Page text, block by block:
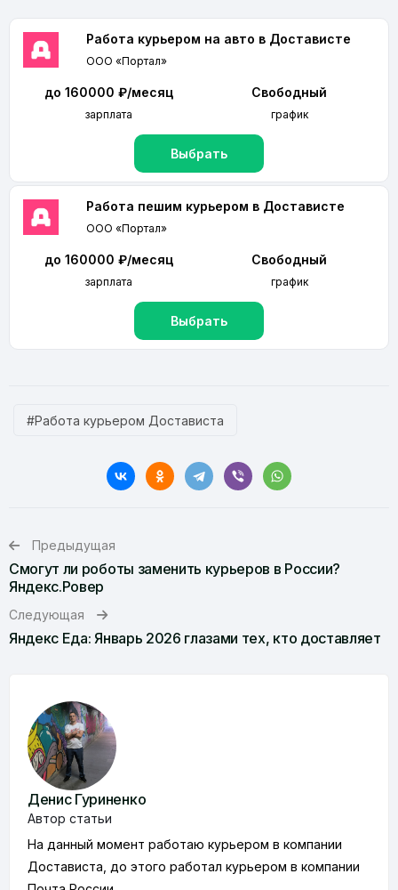
Работа курьером на авто в Достависте
ООО «Портал»
до 160000 ₽/месяц
зарплата
Свободный
график
Выбрать
Работа пешим курьером в Достависте
ООО «Портал»
до 160000 ₽/месяц
зарплата
Свободный
график
Выбрать
#Работа курьером Достависта
Предыдущая
Смогут ли роботы заменить курьеров в России?
Яндекс.Ровер
Следующая
Яндекс Еда: Январь 2026 глазами тех, кто доставляет
Денис Гуриненко
Автор статьи
На данный момент работаю курьером в компании
Достависта, до этого работал курьером в компании